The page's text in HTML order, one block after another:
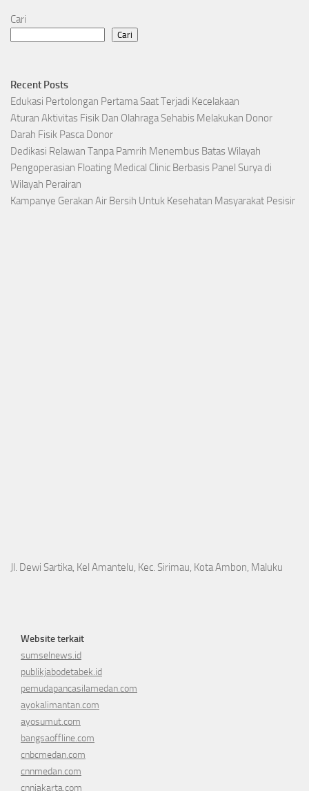
Cari
Cari
Recent Posts
Edukasi Pertolongan Pertama Saat Terjadi Kecelakaan
Aturan Aktivitas Fisik Dan Olahraga Sehabis Melakukan Donor
Darah Fisik Pasca Donor
Dedikasi Relawan Tanpa Pamrih Menembus Batas Wilayah
Pengoperasian Floating Medical Clinic Berbasis Panel Surya di
Wilayah Perairan
Kampanye Gerakan Air Bersih Untuk Kesehatan Masyarakat Pesisir
Jl. Dewi Sartika, Kel Amantelu, Kec. Sirimau, Kota Ambon, Maluku
Website terkait
sumselnews.id
publikjabodetabek.id
pemudapancasilamedan.com
ayokalimantan.com
ayosumut.com
bangsaoffline.com
cnbcmedan.com
cnnmedan.com
cnnjakarta.com